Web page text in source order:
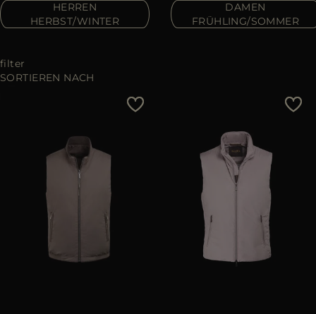
ES
WEITERE LÄNDER
HERREN
HERBST/WINTER
DAMEN
FRÜHLING/SOMMER
filter
SORTIEREN NACH
Preis - niedrig zu hoch
Preis - hoch zu niedrig
Most Popular